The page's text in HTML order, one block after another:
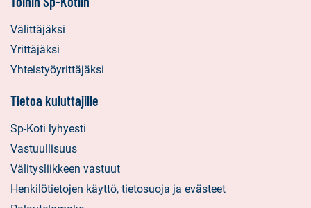
Välittäjäksi
Yrittäjäksi
Yhteistyöyrittäjäksi
Tietoa kuluttajille
Sp-Koti lyhyesti
Vastuullisuus
Välitysliikkeen vastuut
Henkilötietojen käyttö, tietosuoja ja evästeet